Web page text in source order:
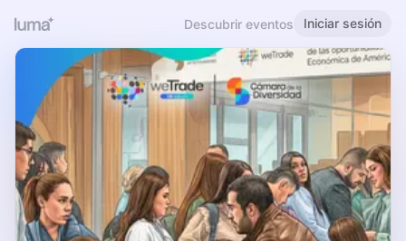
Descubrir eventos Iniciar sesión